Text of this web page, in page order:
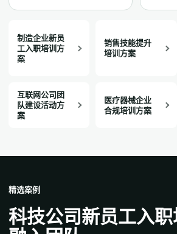
制造企业新员
工入职培训方
案
销售技能提升
培训方案
互联网公司团
队建设活动方
案
医疗器械企业
合规培训方案
精选案例
科技公司新员工入